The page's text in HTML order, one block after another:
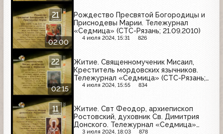
02:00
Рождество Пресвятой Богородицы и
Приснодевы Марии. Тележурнал
«Седмица» (СТС-Рязань; 21.09.2010)
4 июля 2024, 15:31 826
02:15
Житие. Священномученик Мисаил,
Креститель мордовских язычников.
Тележурнал «Седмица» (СТС-Рязань;
22.04.2010)
4 июля 2024, 15:55 834
Житие. Свт Феодор, архиепископ
Ростовский, духовник Св. Димитрия
Донского. Тележурнал «Седмица»
3 июля 2024, 18:03 878